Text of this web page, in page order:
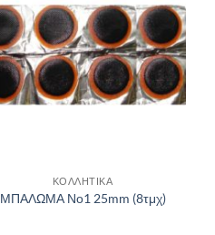
Πρόσθήκη
στην λίστα
επιθυμιών
ΚΟΛΛΗΤΙΚΑ
ΜΠΑΛΩΜΑ Νο1 25mm (8τμχ)